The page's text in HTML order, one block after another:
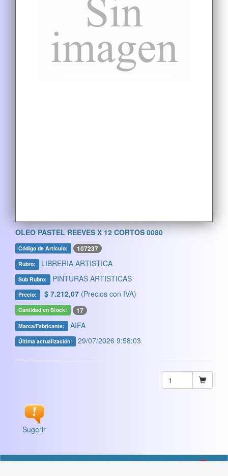
OLEO PASTEL REEVES X 12 CORTOS 0080
Código de Artículo: 107237
Rubro: LIBRERIA ARTISTICA
Sub Rubro: PINTURAS ARTISTICAS
Precio: $ 7.212,07 (Precios con IVA)
Cantidad en Stock: 17
Marca/Fabricante: AIFA
Última actualización: 29/07/2026 9:58:03
Sugerir